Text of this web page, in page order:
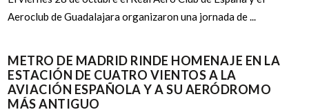
Aeroclub de Guadalajara organizaron una jornada de ...
METRO DE MADRID RINDE HOMENAJE EN LA
ESTACIÓN DE CUATRO VIENTOS A LA
AVIACIÓN ESPAÑOLA Y A SU AERÓDROMO
MÁS ANTIGUO